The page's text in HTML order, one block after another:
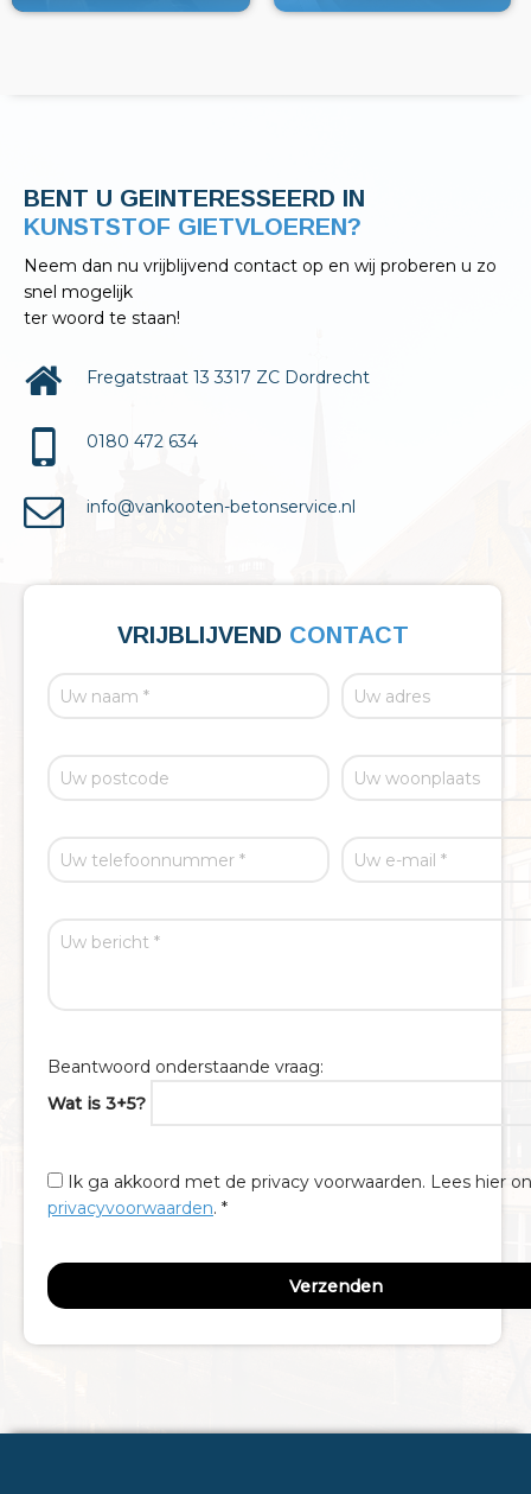
BENT U GEINTERESSEERD IN
KELDERAFDICHTINGEN?
Neem dan nu vrijblijvend contact op en wij proberen u zo
snel mogelijk
ter woord te staan!
Fregatstraat 13 3317 ZC Dordrecht
0180 472 634
info@vankooten-betonservice.nl
VRIJBLIJVEND CONTACT
Beantwoord onderstaande vraag:
Wat is 3+5?
Ik ga akkoord met de privacy voorwaarden. Lees hier
privacyvoorwaarden. *